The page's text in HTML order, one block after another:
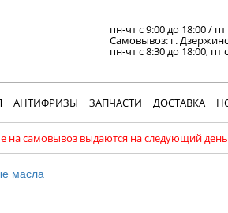
пн-чт с 9:00 до 18:00/
Самовывоз: г.
пн-чт с 8:30 до 18:00, пт
АНТИФРИЗЫ ЗАПЧАСТИ ДОСТАВКА
самовывоз выдаются на следующий
масла